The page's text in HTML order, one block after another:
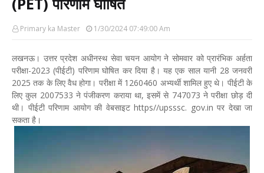
Primary ka Master 1/30/2024 07:49:00 Am
लखनऊ। उत्तर प्रदेश अधीनस्थ सेवा चयन आयोग ने सोमवार को प्रारंभिक अर्हता
परीक्षा-2023 (पीईटी) परिणाम घोषित कर दिया है। यह एक साल यानी 28 जनवरी
2025 तक के लिए वैध होगा। परीक्षा में 1260460 अभ्यर्थी शामिल हुए थे। पीईटी के
लिए कुल 2007533 ने पंजीकरण कराया था, इसमें से 747073 ने परीक्षा छोड़ दी
थी। पीईटी परिणाम आयोग की वेबसाइट https//upsssc. gov.in पर देखा जा
सकता है।